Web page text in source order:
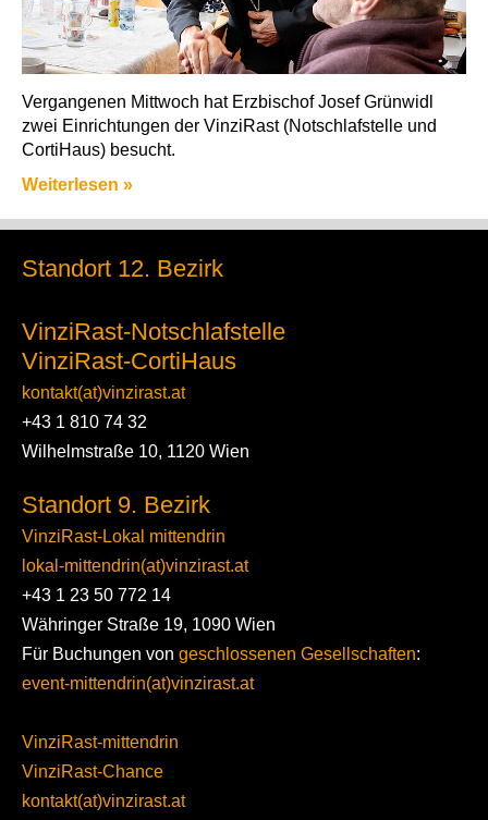
Vergangenen Mittwoch hat Erzbischof Josef Grünwidl
zwei Einrichtungen der VinziRast (Notschlafstelle und
CortiHaus) besucht.
Weiterlesen »
Standort 12. Bezirk
VinziRast-Notschlafstelle
VinziRast-CortiHaus
kontakt(at)vinzirast.at
+43 1 810 74 32
Wilhelmstraße 10, 1120 Wien
Standort 9. Bezirk
VinziRast-Lokal mittendrin
lokal-mittendrin(at)vinzirast.at
+43 1 23 50 772 14
Währinger Straße 19, 1090 Wien
Für Buchungen von geschlossenen Gesellschaften:
event-mittendrin(at)vinzirast.at
VinziRast-mittendrin
VinziRast-Chance
kontakt(at)vinzirast.at